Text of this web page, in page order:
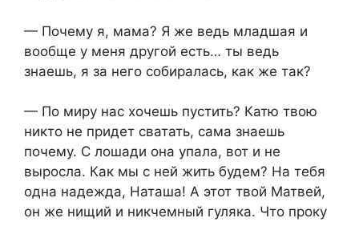
— Почему я, мама? Я же ведь младшая и
вообще у меня другой есть… ты ведь
знаешь, я за него собиралась, как же так?
— По миру нас хочешь пустить? Катю твою
никто не придет сватать, сама знаешь
почему. С лошади она упала, вот и не
выросла. Как мы с ней жить будем? На тебя
одна надежда, Наташа! А этот твой Матвей,
он же нищий и никчемный гуляка. Что проку